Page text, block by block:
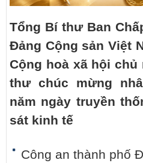
Tổng Bí thư Ban
Đảng Cộng sản Việt
Cộng hoà xã hội
thư chúc mừng
năm ngày truyền
sát kinh tế
Công an thành phố